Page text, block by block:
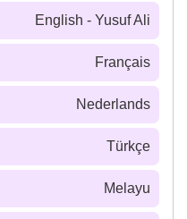
English - Yusuf Ali
Français
Nederlands
Türkçe
Melayu